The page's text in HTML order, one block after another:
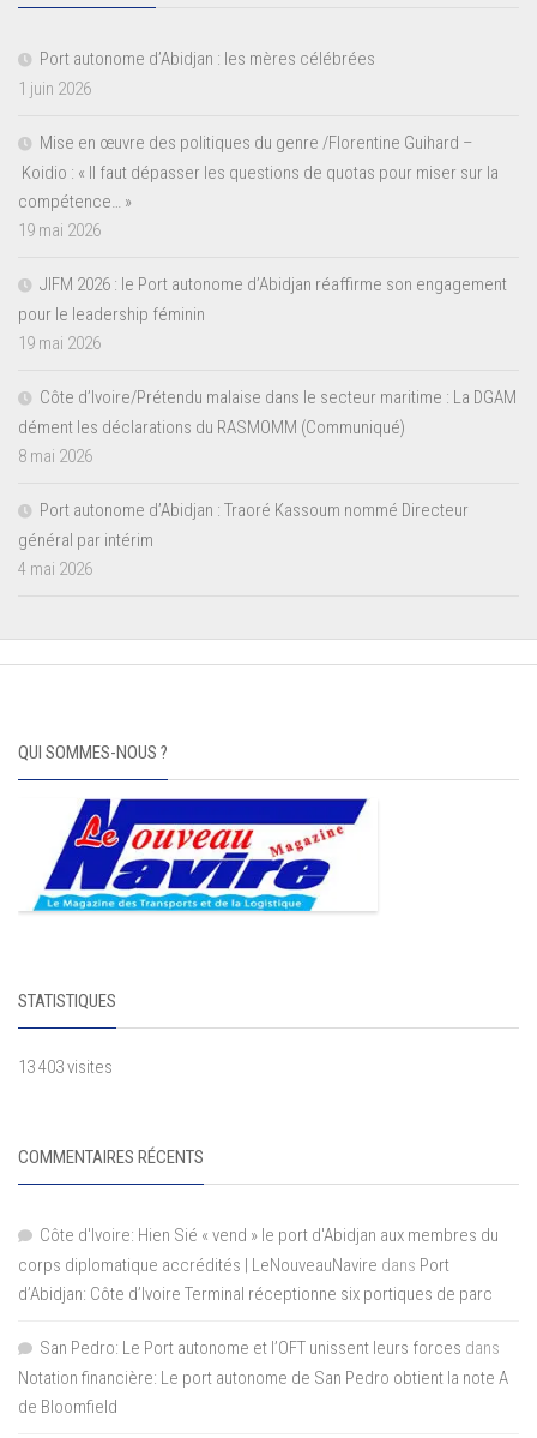
Port autonome d’Abidjan : les mères célébrées
1 juin 2026
Mise en œuvre des politiques du genre /Florentine Guihard –
Koidio : « Il faut dépasser les questions de quotas pour miser sur la
compétence… »
19 mai 2026
JIFM 2026 : le Port autonome d’Abidjan réaffirme son engagement
pour le leadership féminin
19 mai 2026
Côte d’Ivoire/Prétendu malaise dans le secteur maritime : La DGAM
dément les déclarations du RASMOMM (Communiqué)
8 mai 2026
Port autonome d’Abidjan : Traoré Kassoum nommé Directeur
général par intérim
4 mai 2026
QUI SOMMES-NOUS ?
STATISTIQUES
13 403 visites
COMMENTAIRES RÉCENTS
Côte d'Ivoire: Hien Sié « vend » le port d'Abidjan aux membres du
corps diplomatique accrédités | LeNouveauNavire dans Port
d’Abidjan: Côte d’Ivoire Terminal réceptionne six portiques de parc
San Pedro: Le Port autonome et l’OFT unissent leurs forces dans
Notation financière: Le port autonome de San Pedro obtient la note A
de Bloomfield